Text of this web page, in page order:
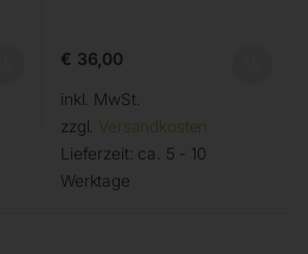
€ 36,00
inkl. MwSt.
zzgl. Versandkosten
Lieferzeit: ca. 5 - 10
Werktage